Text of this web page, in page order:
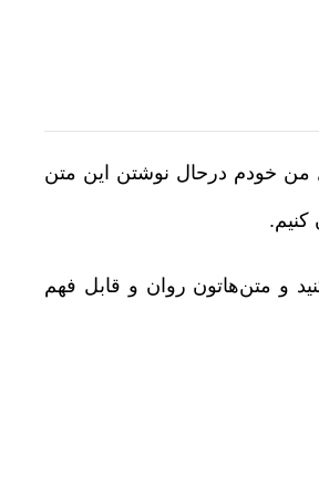
من خودم درحال نوشتن این متن
و متن‌هاتون روان و قابل فهم